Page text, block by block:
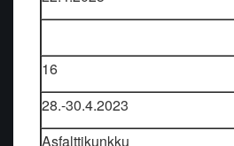
16
28.-30.4.2023
Asfalttikunkku